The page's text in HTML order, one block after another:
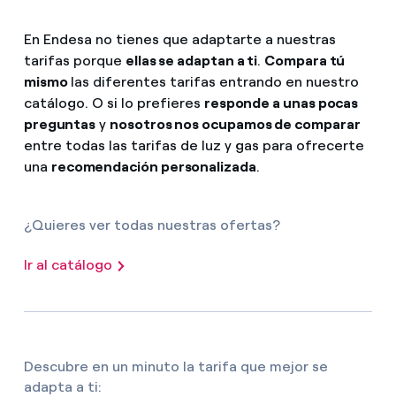
En Endesa no tienes que adaptarte a nuestras
tarifas porque ellas se adaptan a ti. Compara tú
mismolas diferentes tarifas entrando en nuestro
catálogo. O si lo prefieres responde a unas pocas
preguntas y nosotros nos ocupamos de comparar
entre todas las tarifas de luz y gas para ofrecerte
una recomendación personalizada.
¿Quieres ver todas nuestras ofertas?
Ir al catálogo
Descubre en un minuto la tarifa que mejor se
adapta a ti: